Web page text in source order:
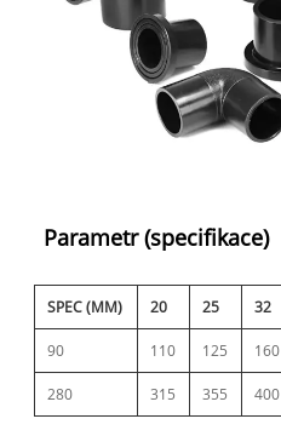
Parametr (specifikace)
SPEC (MM) 20 25 32
90 110 125 160
280 315 355 400